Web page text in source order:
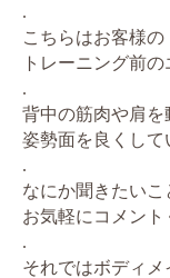
.
こちらはお客様の
トレーニング前
.
背中の筋肉や肩を
姿勢面を良くして
.
なにか聞きたいこ
お気軽にコメント
.
それではボディメ